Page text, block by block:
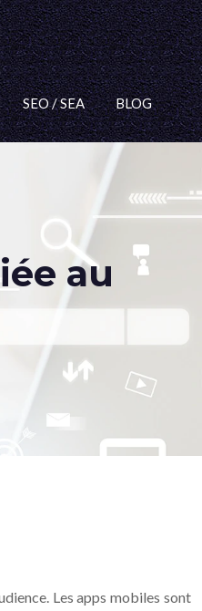
SEO / SEA BLOG
au
Les apps mobiles sont